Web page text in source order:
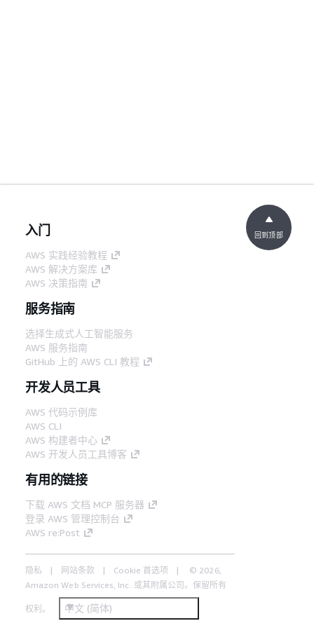
入门
AWS 实践经验教程
AWS 解决方案库
AWS 决策指南
服务指南
选择生成式人工智能服务
AWS 服务指南
GitHub 上的 AWS CLI 教程
开发人员工具
AWS 代码示例库
AWS CLI
AWS 构建者中心
AWS 开发人员工具博客
有用的链接
下载 AWS 文档 MCP 服务器
登录 AWS 管理控制台
AWS re:Post
隐私 网站条款 Cookie 首选项
© 2026,
Amazon Web Services, Inc. 或其附属公司。保留所有
权利。 中文 (简体)
回到顶部